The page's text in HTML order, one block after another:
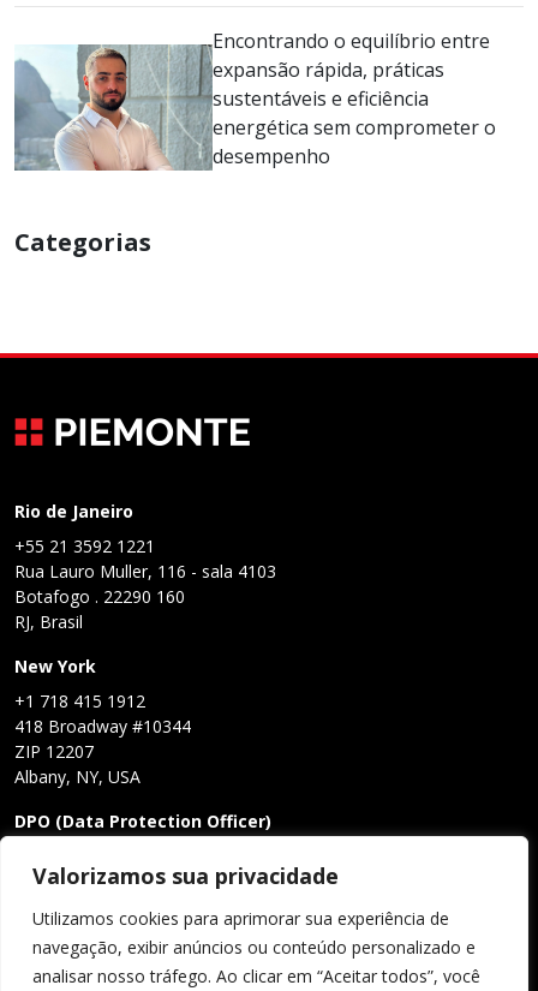
Valorizamos sua privacidade
Utilizamos cookies para aprimorar sua experiência de
navegação, exibir anúncios ou conteúdo personalizado e
analisar nosso tráfego. Ao clicar em “Aceitar todos”, você
Encontrando o equilíbrio entre
expansão rápida, práticas
sustentáveis e eficiência
energética sem comprometer o
desempenho
Categorias
Rio de Janeiro
+55 21 3592 1221
Rua Lauro Muller, 116 - sala 4103
Botafogo . 22290 160
RJ, Brasil
New York
+1 718 415 1912
418 Broadway #10344
ZIP 12207
Albany, NY, USA
DPO (Data Protection Officer)
lgpd@eleadatacenters.com